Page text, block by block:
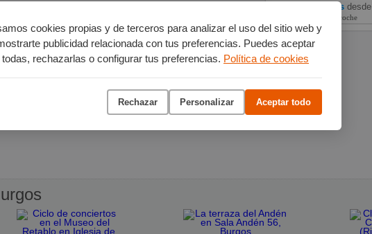
cookies propias y de terceros para analizar el uso del sitio web y
publicidad relacionada con tus preferencias. Puedes aceptar
todas, rechazarlas o configurar tus preferencias. Política de cookies
Rechazar Personalizar Aceptar todo
Hotel Las Vegas desde
a 12 min aprox. en coche